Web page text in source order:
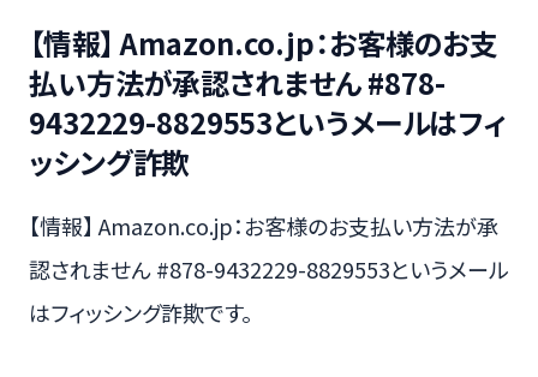
【情報】 Amazon.co.jp：お客様のお支
払い方法が承認されません #878-
9432229-8829553というメールはフィ
ッシング詐欺
【情報】 Amazon.co.jp：お客様のお支払い方法が承
認されません #878-9432229-8829553というメール
はフィッシング詐欺です。